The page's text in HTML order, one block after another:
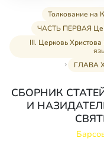
Толкование на
ЧАСТЬ ПЕРВАЯ
III. Церковь
ГЛАВА
СБОРНИК
И